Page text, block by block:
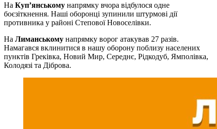
На Куп’янському напрямку вчора відбулося одне
боєзіткнення. Наші оборонці зупинили штурмові дії
противника у районі Степової Новоселівки.
На Лиманському напрямку ворог атакував 27 разів.
Намагався вклинитися в нашу оборону поблизу населених
пунктів Греківка, Новий Мир, Середнє, Рідкодуб, Ямполівка,
Колодязі та Діброва.